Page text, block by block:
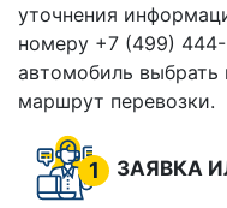
уточнения
номеру +7 (499)
автомобиль
маршрут перевозки.
1 ЗАЯВКА